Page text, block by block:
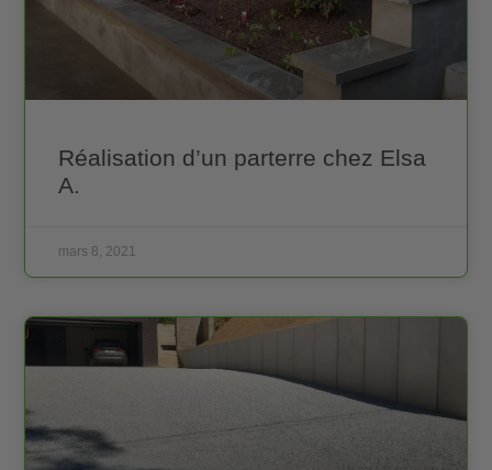
Réalisation d’un parterre chez Elsa
A.
mars 8, 2021